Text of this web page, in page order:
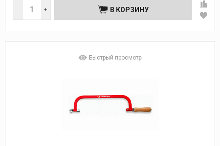
В КОРЗИНУ
Быстрый просмотр